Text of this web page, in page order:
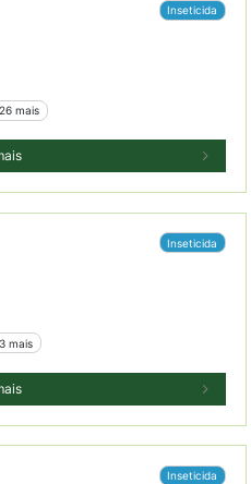
Inseticida
mais
Inseticida
mais
Inseticida